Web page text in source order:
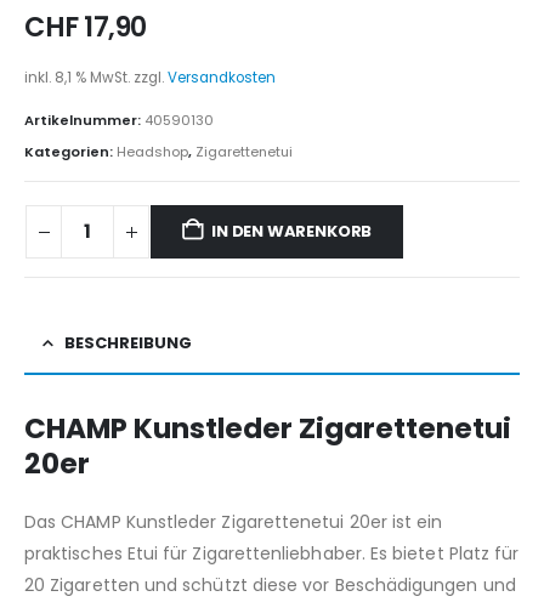
CHF17,90
inkl. 8,1 % MwSt. zzgl.Versandkosten
Artikelnummer: 40590130
Kategorien: Headshop, Zigarettenetui
IN DEN WARENKORB
BESCHREIBUNG
CHAMP Kunstleder Zigarettenetui
20er
Das CHAMP Kunstleder Zigarettenetui 20er ist ein
praktisches Etui für Zigarettenliebhaber. Es bietet Platz für
20 Zigaretten und schützt diese vor Beschädigungen und